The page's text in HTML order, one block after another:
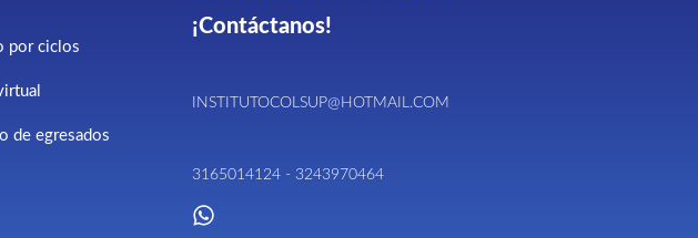
por ciclos
de egresados
¡Contáctanos!
INSTITUTOCOLSUP@HOTMAIL.COM
3165014124 - 3243970464